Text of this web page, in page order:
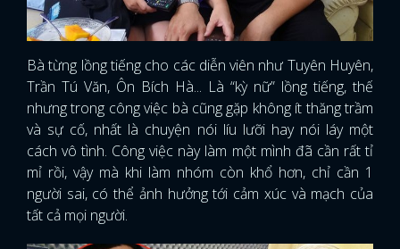
Bà từng lồng tiếng cho các diễn viên như Tuyên Huyên,
Trần Tú Văn, Ôn Bích Hà... Là “kỳ nữ” lồng tiếng, thế
nhưng trong công việc bà cũng gặp không ít thăng trầm
và sự cố, nhất là chuyện nói líu lưỡi hay nói láy một
cách vô tình. Công việc này làm một mình đã cần rất tỉ
mỉ rồi, vậy mà khi làm nhóm còn khổ hơn, chỉ cần 1
người sai, có thể ảnh hưởng tới cảm xúc và mạch của
tất cả mọi người.